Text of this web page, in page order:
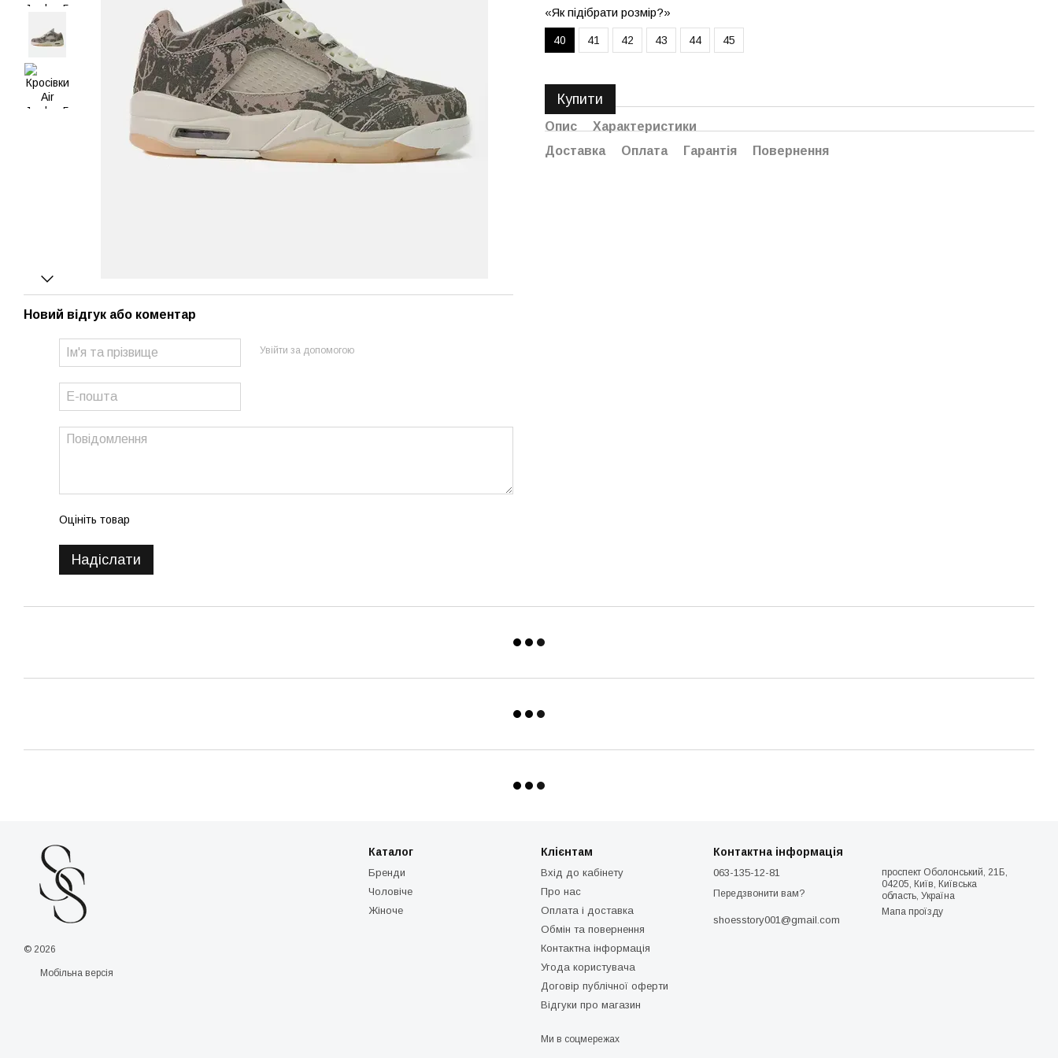
Новий відгук або коментар
Увійти за допомогою
Оцініть товар
Надіслати
«Як підібрати розмір?»
40 41 42 43 44 45
Купити
Опис
Характеристики
Доставка
Оплата Гарантія Повернення
© 2026
Мобільна версія
Каталог
Бренди
Чоловіче
Жіноче
Клієнтам
Вхід до кабінету
Про нас
Оплата і доставка
Обмін та повернення
Контактна інформація
Угода користувача
Договір публічної оферти
Відгуки про магазин
Ми в соцмережах
Контактна інформація
063-135-12-81
Передзвонити вам?
shoesstory001@gmail.com
проспект Оболонський, 21Б,
04205, Київ, Київська
область, Україна
Мапа проїзду